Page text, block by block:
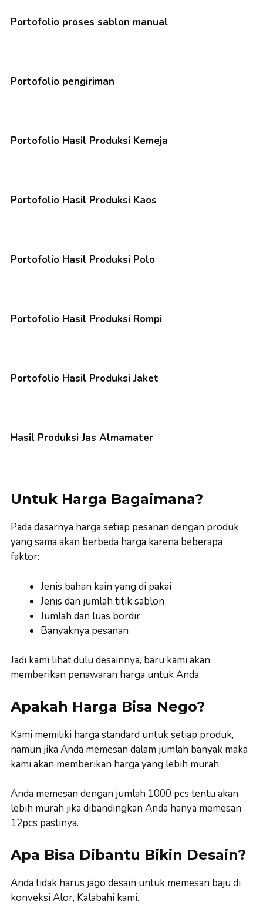
Portofolio proses sablon manual
Portofolio pengiriman
Portofolio Hasil Produksi Kemeja
Portofolio Hasil Produksi Kaos
Portofolio Hasil Produksi Polo
Portofolio Hasil Produksi Rompi
Portofolio Hasil Produksi Jaket
Hasil Produksi Jas Almamater
Untuk Harga Bagaimana?
Pada dasarnya harga setiap pesanan dengan produk
yang sama akan berbeda harga karena beberapa
faktor:
Jenis bahan kain yang di pakai
Jenis dan jumlah titik sablon
Jumlah dan luas bordir
Banyaknya pesanan
Jadi kami lihat dulu desainnya, baru kami akan
memberikan penawaran harga untuk Anda.
Apakah Harga Bisa Nego?
Kami memiliki harga standard untuk setiap produk,
namun jika Anda memesan dalam jumlah banyak maka
kami akan memberikan harga yang lebih murah.
Anda memesan dengan jumlah 1000 pcs tentu akan
lebih murah jika dibandingkan Anda hanya memesan
12pcs pastinya.
Apa Bisa Dibantu Bikin Desain?
Anda tidak harus jago desain untuk memesan baju di
konveksi Alor, Kalabahi kami.